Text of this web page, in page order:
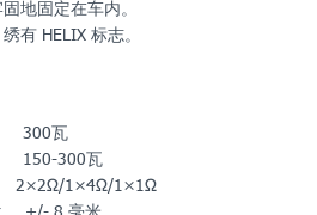
地固定在车内。
有 HELIX 标志。
300瓦
150-300瓦
1×4Ω/1×1Ω